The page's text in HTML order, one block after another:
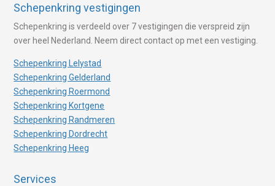
Schepenkring vestigingen
Schepenkring is verdeeld over 7 vestigingen die verspreid zijn
over heel Nederland. Neem direct contact op met een vestiging.
Schepenkring Lelystad
Schepenkring Gelderland
Schepenkring Roermond
Schepenkring Kortgene
Schepenkring Randmeren
Schepenkring Dordrecht
Schepenkring Heeg
Services